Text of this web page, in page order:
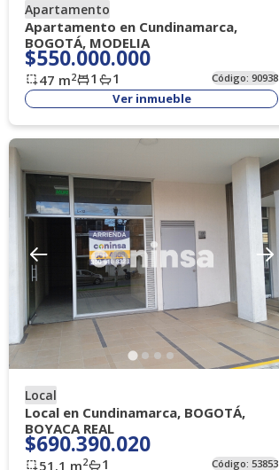
Apartamento
Apartamento en Cundinamarca,
BOGOTÁ, MODELIA
$550.000.000
47 m2 1 1 Código:90938
Ver inmueble
Local
Local en Cundinamarca, BOGOTÁ,
BOYACA REAL
$690.390.020
51.1 m2 1 Código: 53853